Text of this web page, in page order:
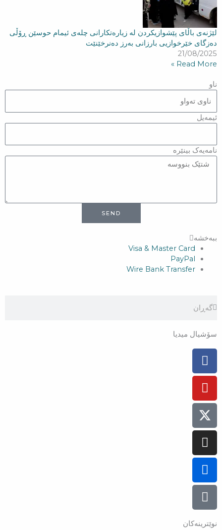
لێژنەی باڵای پێشوازیکردن لە زیارەتكارانی چلەی ئیمام حوسێن ڕۆڵی
دەزگای خێرخوازیی بارزانی بەرز دەنرخێنێت
21/08/2025
Read More »
ناو
ئیمەیل
نامەیەک بینێرە
SEND
ببەخشە
Visa & Master Card
PayPal
Wire Bank Transfer
سۆشیال میدیا
Facebook-
f
Youtube
Instagram
Flickr
Tiktok
نوێترینەکان